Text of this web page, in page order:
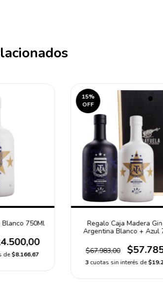
Blanco 750Ml
de$8.166,67
15%
OFF
Regalo Caja Madera
Argentina Blanco + Azul
$67.983,00
3 cuotas sin interés de